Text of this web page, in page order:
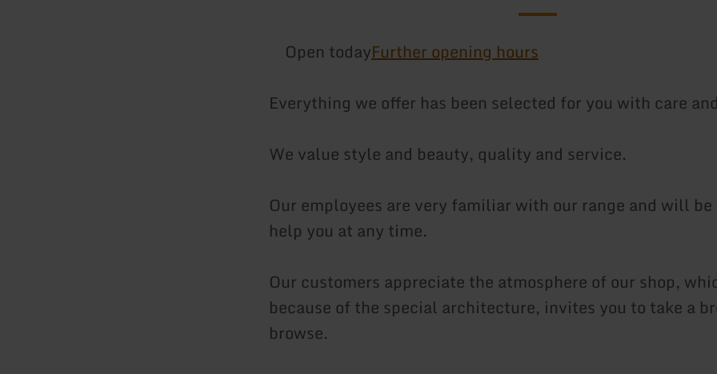
Open todayFurther opening hours
Everything we offer has been selected for you with care
We value style and beauty, quality and service.
Our employees are very familiar with our range and will
help you at any time.
Our customers appreciate the atmosphere of our shop,
because of the special architecture, invites you to take a
browse.